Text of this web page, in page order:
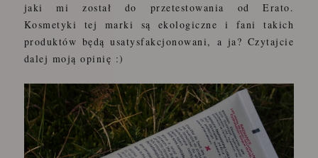
jaki mi został do przetestowania od Erato.
Kosmetyki tej marki są ekologiczne i fani takich
produktów będą usatysfakcjonowani, a ja? Czytajcie
dalej moją opinię :)